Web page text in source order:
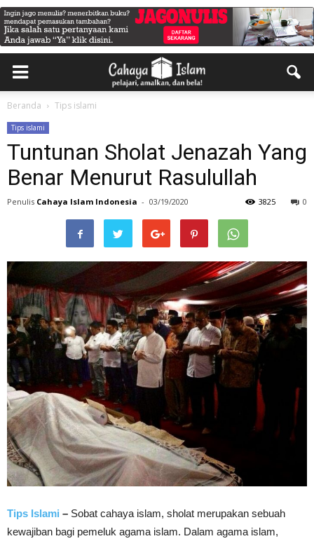
Beranda Tips islami
Tips islami
Tuntunan Sholat Jenazah Yang
Benar Menurut Rasulullah
Penulis Cahaya Islam Indonesia - 03/19/2020 0
3825
Tips Islami – Sobat cahaya islam, sholat merupakan sebuah
kewajiban bagi pemeluk agama islam. Dalam agama islam,